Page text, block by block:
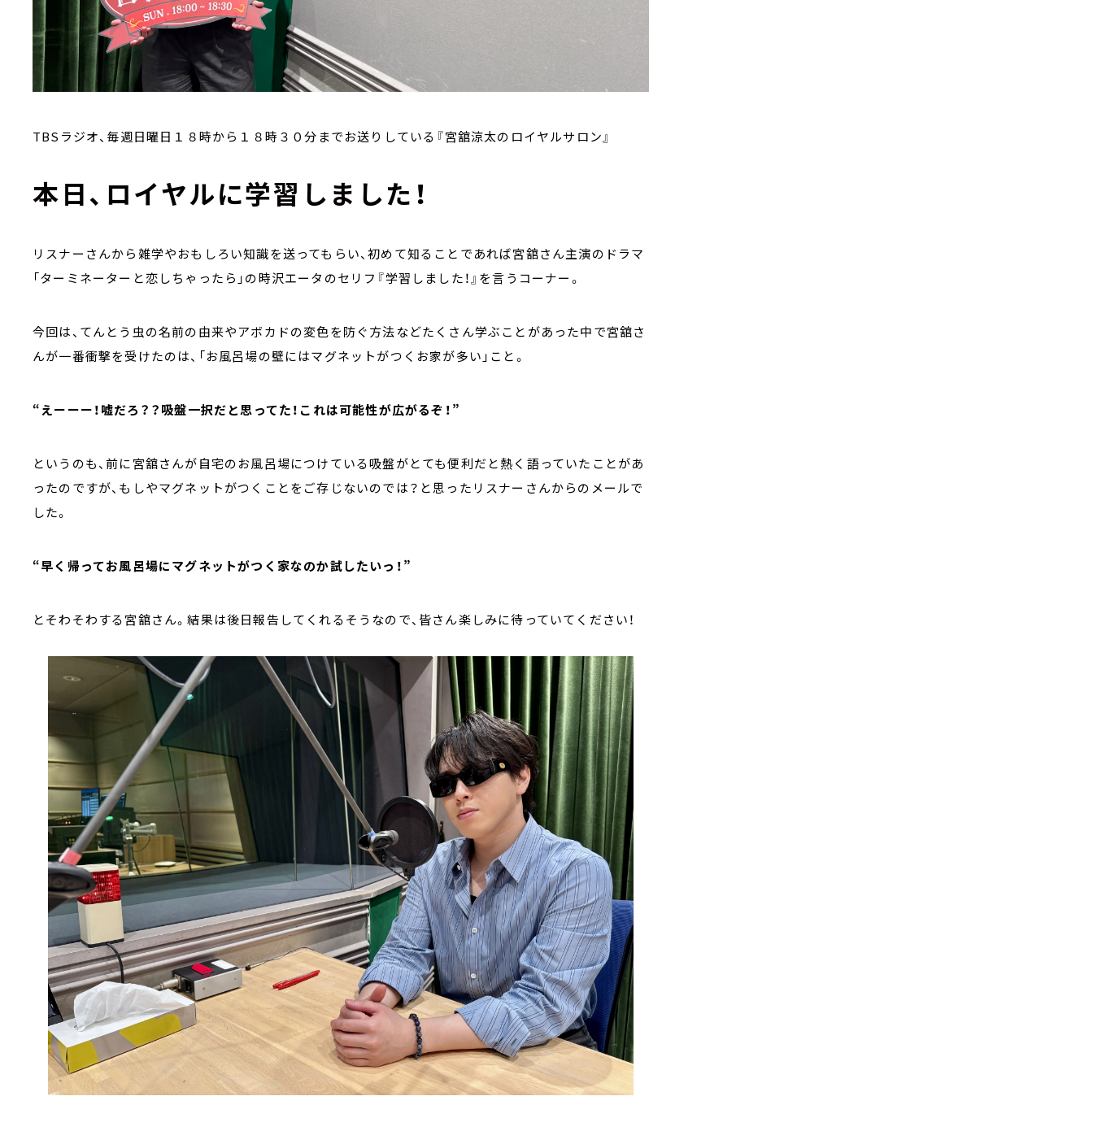
TBSラジオ、毎週日曜日１８時から１８時３０分までお送りしている『宮舘涼太のロイヤルサロン』
本日、ロイヤルに学習しました！
リスナーさんから雑学やおもしろい知識を送ってもらい、初めて知ることであれば宮舘さん主演のドラマ
「ターミネーターと恋しちゃったら」の時沢エータのセリフ『学習しました！』を言うコーナー。
今回は、てんとう虫の名前の由来やアボカドの変色を防ぐ方法などたくさん学ぶことがあった中で宮舘さ
んが一番衝撃を受けたのは、「お風呂場の壁にはマグネットがつくお家が多い」こと。
“えーーー！嘘だろ？？吸盤一択だと思ってた！これは可能性が広がるぞ！”
というのも、前に宮舘さんが自宅のお風呂場につけている吸盤がとても便利だと熱く語っていたことがあ
ったのですが、もしやマグネットがつくことをご存じないのでは？と思ったリスナーさんからのメールで
した。
“早く帰ってお風呂場にマグネットがつく家なのか試したいっ！”
とそわそわする宮舘さん。結果は後日報告してくれるそうなので、皆さん楽しみに待っていてください！